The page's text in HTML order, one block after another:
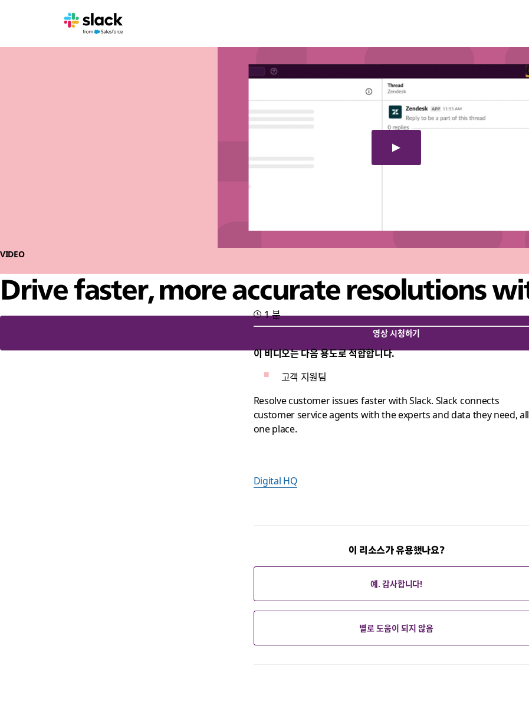
VIDEO
Drive faster, more accurate resolutions
영상 시청하기
1 분
이 비디오는 다음 용도로 적합합니다.
고객 지원팀
Resolve customer issues faster with Slack. Slack connects
customer service agents with the experts and data they need,
one place.
Digital HQ
이 리소스가 유용했나요?
예. 감사합니다!
별로 도움이 되지 않음